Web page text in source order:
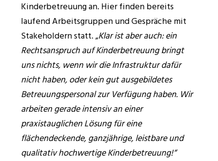
Kinderbetreuung an. Hier finden bereits
laufend Arbeitsgruppen und Gespräche mit
Stakeholdern statt. „Klar ist aber auch: ein
Rechtsanspruch auf Kinderbetreuung bringt
uns nichts, wenn wir die Infrastruktur dafür
nicht haben, oder kein gut ausgebildetes
Betreuungspersonal zur Verfügung haben. Wir
arbeiten gerade intensiv an einer
praxistauglichen Lösung für eine
flächendeckende, ganzjährige, leistbare und
qualitativ hochwertige Kinderbetreuung!“